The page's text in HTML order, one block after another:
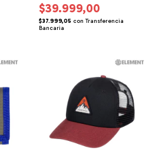
$39.999,00
$37.999,05 con Transferencia
Bancaria